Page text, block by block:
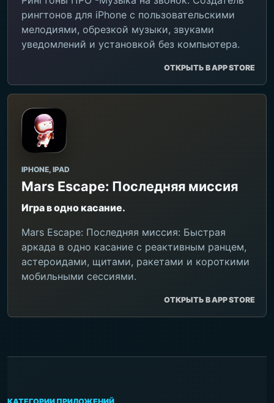
рингтонов для iPhone с пользовательскими
мелодиями, обрезкой музыки, звуками
уведомлений и установкой без компьютера.
ОТКРЫТЬ В APP STORE
IPHONE, IPAD
Mars Escape: Последняя миссия
Игра в одно касание.
Mars Escape: Последняя миссия: Быстрая
аркада в одно касание с реактивным ранцем,
астероидами, щитами, ракетами и короткими
мобильными сессиями.
ОТКРЫТЬ В APP STORE